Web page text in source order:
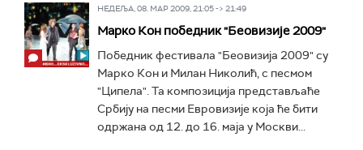
НЕДЕЉА, 08. МАР 2009, 21:05 -> 21:49
Марко Кон победник "Беовизије 2009"
Победник фестивала "Беовизија 2009" су
Марко Кон и Милан Николић, с песмом
"Ципела". Та композиција представљаће
Србију на песми Евровизије која ће бити
одржана од 12. до 16. маја у Москви...